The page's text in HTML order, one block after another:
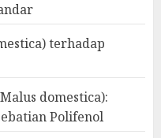
terhadap
domestica):
Polifenol